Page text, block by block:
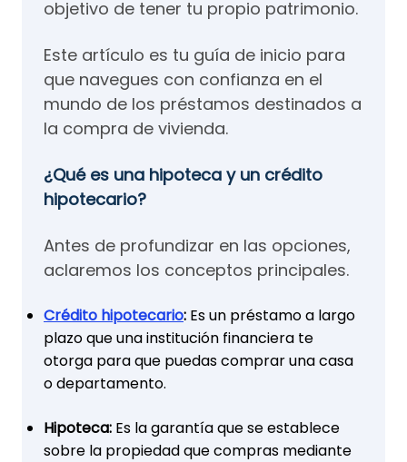
objetivo de tener tu propio patrimonio.
Este artículo es tu guía de inicio para
que navegues con confianza en el
mundo de los préstamos destinados a
la compra de vivienda.
¿Qué es una hipoteca y un crédito
hipotecario?
Antes de profundizar en las opciones,
aclaremos los conceptos principales.
Crédito hipotecario: Es un préstamo a largo
plazo que una institución financiera te
otorga para que puedas comprar una casa
o departamento.
Hipoteca: Es la garantía que se establece
sobre la propiedad que compras mediante